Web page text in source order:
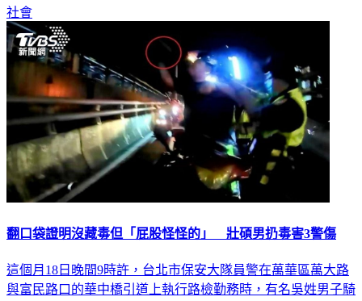
社會
翻口袋證明沒藏毒但「屁股怪怪的」 壯碩男扔毒害3警傷
這個月18日晚間9時許，台北市保安大隊員警在萬華區萬大路
與富民路口的華中橋引道上執行路檢勤務時，有名吳姓男子騎